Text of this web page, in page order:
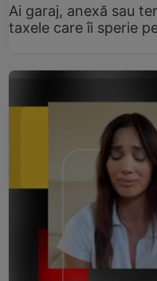
Ai garaj, anexă sau
taxele care îi sperie